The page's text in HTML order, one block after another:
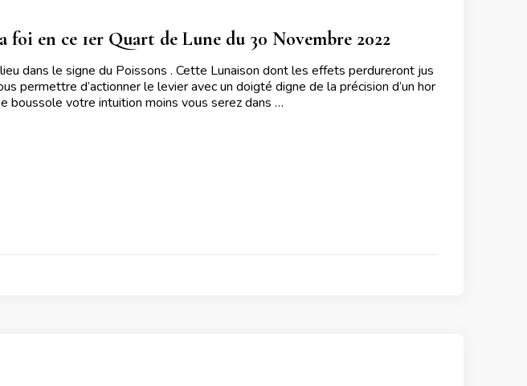
foi en ce 1er Quart de Lune du 30 Novembre 2022
dans le signe du Poissons . Cette Lunaison dont les effets perdureront jus
permettre d’actionner le levier avec un doigté digne de la précision d’un hor
boussole votre intuition moins vous serez dans …